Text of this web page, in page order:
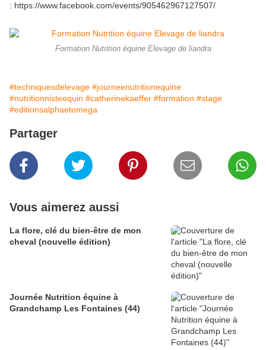
: https://www.facebook.com/events/905462967127507/
Formation Nutrition équine Elevage de liandra
#techniquesdelevage #journeenutritionequine
#nutritionnisteequin #catherinekaeffer #formation #stage
#editionsalphaetomega
Partager
Vous aimerez aussi
La flore, clé du bien-être de mon
cheval (nouvelle édition)
Journée Nutrition équine à
Grandchamp Les Fontaines (44)